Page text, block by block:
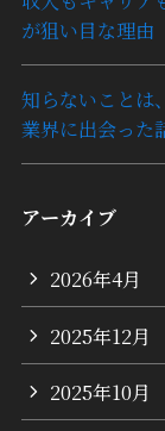
が狙い目な理由
知らないこと
業界に出会った
アーカイブ
2026年4月
2025年12月
2025年10月